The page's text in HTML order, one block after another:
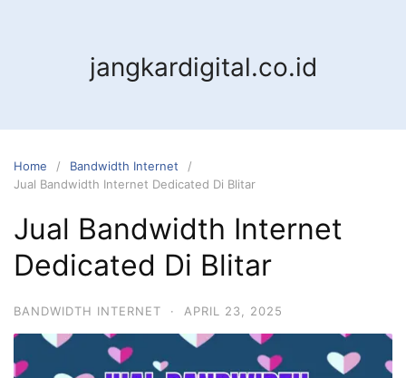
jangkardigital.co.id
Home
Bandwidth Internet
Jual Bandwidth Internet Dedicated Di Blitar
Jual Bandwidth Internet
Dedicated Di Blitar
BANDWIDTH INTERNET · APRIL 23, 2025